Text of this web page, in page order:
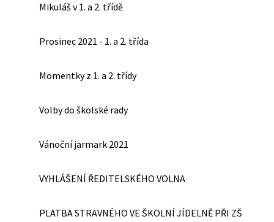
Mikuláš v 1. a 2. třídě
Prosinec 2021 - 1. a 2. třída
Momentky z 1. a 2. třídy
Volby do školské rady
Vánoční jarmark 2021
VYHLÁŠENÍ ŘEDITELSKÉHO VOLNA
PLATBA STRAVNÉHO VE ŠKOLNÍ JÍDELNĚ PŘI ZŠ